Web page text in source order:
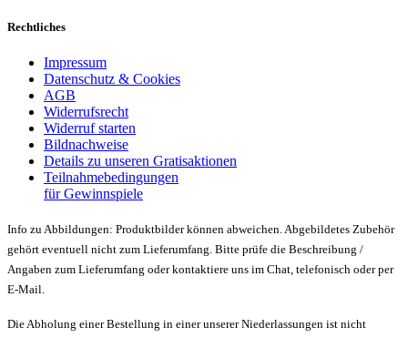
Rechtliches
Impressum
Datenschutz & Cookies
AGB
Widerrufsrecht
Widerruf starten
Bildnachweise
Details zu unseren Gratisaktionen
Teilnahmebedingungen
für Gewinnspiele
Info zu Abbildungen: Produktbilder können abweichen. Abgebildetes Zubehör
gehört eventuell nicht zum Lieferumfang. Bitte prüfe die Beschreibung /
Angaben zum Lieferumfang oder kontaktiere uns im Chat, telefonisch oder per
E-Mail.
Die Abholung einer Bestellung in einer unserer Niederlassungen ist nicht